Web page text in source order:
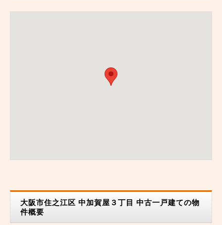
大阪市住之江区 中加賀屋３丁目 中古一戸建ての物
件概要